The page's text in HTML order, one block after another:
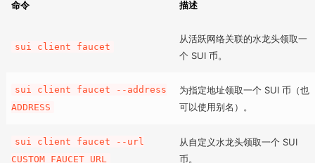
命令 描述
sui client faucet
从活跃网络关联的水龙头领取一
个 SUI 币。
sui client faucet --address
ADDRESS
为指定地址领取一个 SUI 币（也
可以使用别名）。
sui client faucet --url
CUSTOM_FAUCET_URL
从自定义水龙头领取一个 SUI
币。